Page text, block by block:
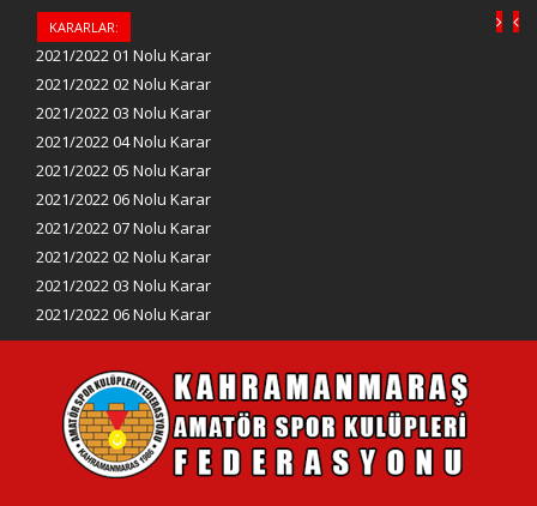
KARARLAR:
2021/2022 01 Nolu Karar
2021/2022 02 Nolu Karar
2021/2022 03 Nolu Karar
2021/2022 04 Nolu Karar
2021/2022 05 Nolu Karar
2021/2022 06 Nolu Karar
2021/2022 07 Nolu Karar
2021/2022 02 Nolu Karar
2021/2022 03 Nolu Karar
2021/2022 06 Nolu Karar